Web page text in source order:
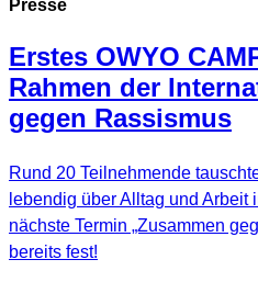
Presse
Erstes OWYO
Rahmen der
gegen Rassismus
Rund 20 Teilnehmende
lebendig über Alltag und Arbeit
nächste Termin „Zusammen
bereits fest!